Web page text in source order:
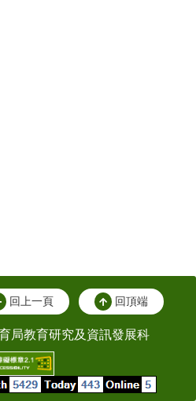
回上一頁 回頂端
局教育研究及資訊發展科